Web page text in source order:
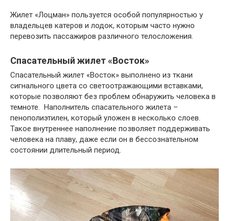
Жилет «Лоцман» пользуется особой популярностью у
владельцев катеров и лодок, которым часто нужно
перевозить пассажиров различного телосложения.
Спасательный жилет «Восток»
Спасательный жилет «Восток» выполнено из ткани
сигнального цвета со светоотражающими вставками,
которые позволяют без проблем обнаружить человека в
темноте. Наполнитель спасательного жилета –
пенополиэтилен, который уложен в несколько слоев.
Такое внутреннее наполнение позволяет поддерживать
человека на плаву, даже если он в бессознательном
состоянии длительный период.